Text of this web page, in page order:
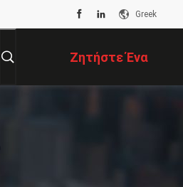
Greek
Ζητήστε Ένα
Απόσπασμα